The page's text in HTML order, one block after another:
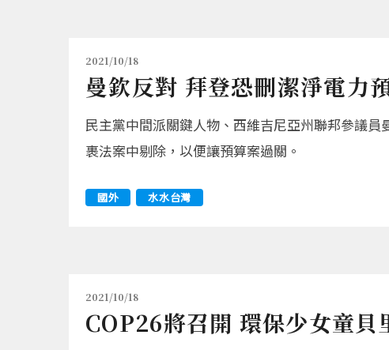
2021/10/18
曼欽反對 拜登恐刪潔淨電力
民主黨中間派關鍵人物、西維吉尼亞州聯邦參議
裹法案中剔除，以便讓預算案過關。
國外 水水台灣
2021/10/18
COP26將召開 環保少女童貝